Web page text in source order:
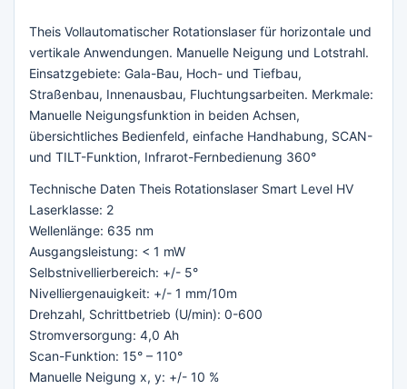
Theis Vollautomatischer Rotationslaser für horizontale und
vertikale Anwendungen. Manuelle Neigung und Lotstrahl.
Einsatzgebiete: Gala-Bau, Hoch- und Tiefbau,
Straßenbau, Innenausbau, Fluchtungsarbeiten. Merkmale:
Manuelle Neigungsfunktion in beiden Achsen,
übersichtliches Bedienfeld, einfache Handhabung, SCAN-
und TILT-Funktion, Infrarot-Fernbedienung 360°
Technische Daten Theis Rotationslaser Smart Level HV
Laserklasse: 2
Wellenlänge: 635 nm
Ausgangsleistung: < 1 mW
Selbstnivellierbereich: +/- 5°
Nivelliergenauigkeit: +/- 1 mm/10m
Drehzahl, Schrittbetrieb (U/min): 0-600
Stromversorgung: 4,0 Ah
Scan-Funktion: 15° – 110°
Manuelle Neigung x, y: +/- 10 %